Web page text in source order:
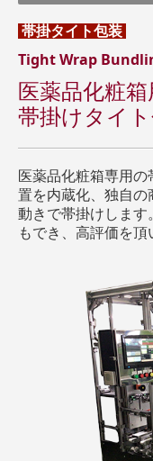
帯掛タイト包装
Tight Wrap
医薬品化粧箱
帯掛けタイ
医薬品化粧箱専用
置を内蔵化、独自の
動きで帯掛けします
もでき、高評価を頂